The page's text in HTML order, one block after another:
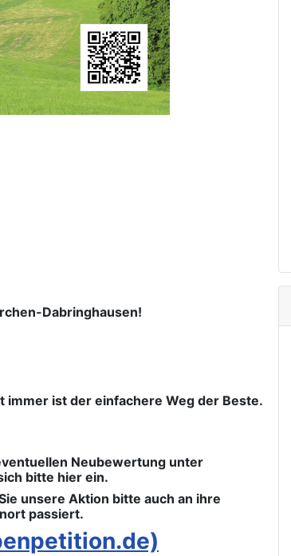
Dabringhausen!
ist der einfachere Weg der Beste.
Neubewertung unter
bitte hier ein.
unsere Aktion bitte auch an ihre
passiert.